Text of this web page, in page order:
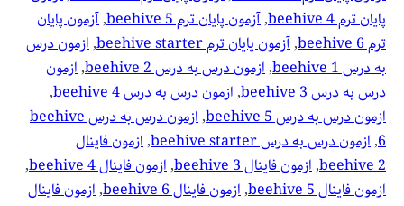
پایان ترم beehive 4
, آزمون پایان ترم beehive 5 , آزمون پایان
ترم beehive 6
, آزمون پایان ترم beehive starter , ازمون درس
به درس beehive 1
, ازمون درس به درس beehive 2 , ازمون
درس به درس beehive 3
, ازمون درس به درس beehive 4
,
ازمون درس به درس beehive 5
,
ازمون درس به درس beehive
6
, ازمون درس به درس beehive starter , ازمون فاینال
beehive 2
, ازمون فاینال beehive 3 , ازمون فاینال beehive 4
,
ازمون فاینال beehive 5
, ازمون فاینال beehive 6 , ازمون فاینال